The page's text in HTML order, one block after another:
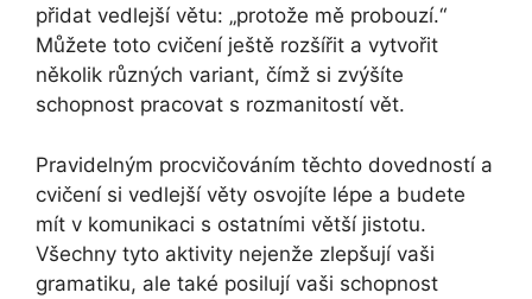
přidat vedlejší větu: „protože mě probouzí.“
Můžete toto cvičení ještě rozšířit a vytvořit
několik různých variant, čímž si zvýšíte
schopnost pracovat s rozmanitostí vět.
Pravidelným procvičováním těchto dovedností a
cvičení si vedlejší věty osvojíte lépe a budete
mít v komunikaci s ostatními větší jistotu.
Všechny tyto aktivity nejenže zlepšují vaši
gramatiku, ale také posilují vaši schopnost